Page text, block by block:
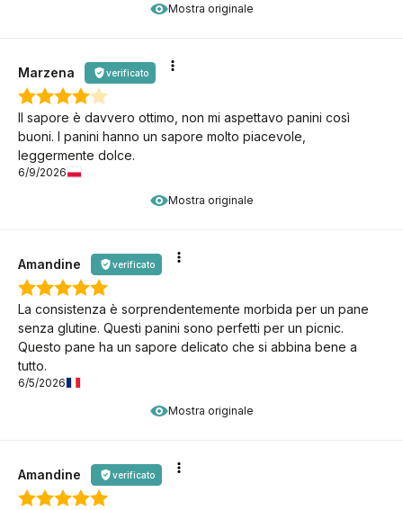
Mostra originale
Mostra originale
Marzena verificato
Il sapore è davvero ottimo, non mi aspettavo panini così
buoni. I panini hanno un sapore molto piacevole,
leggermente dolce.
6/9/2026
Mostra originale
Amandine verificato
La consistenza è sorprendentemente morbida per un pane
senza glutine. Questi panini sono perfetti per un picnic.
Questo pane ha un sapore delicato che si abbina bene a
tutto.
6/5/2026
Amandine verificato